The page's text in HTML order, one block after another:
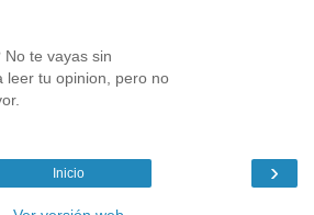
te vayas sin
leer tu opinion, pero no
›
Inicio